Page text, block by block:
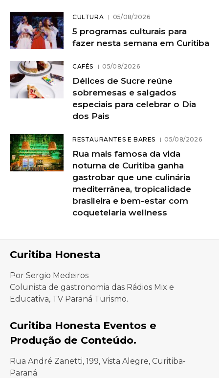
CULTURA 05/08/2026
5 programas culturais para
fazer nesta semana em Curitiba
CAFÉS 05/08/2026
Délices de Sucre reúne
sobremesas e salgados
especiais para celebrar o Dia
dos Pais
RESTAURANTES E BARES 05/08/2026
Rua mais famosa da vida
noturna de Curitiba ganha
gastrobar que une culinária
mediterrânea, tropicalidade
brasileira e bem-estar com
coquetelaria wellness
Curitiba Honesta
Por Sergio Medeiros
Colunista de gastronomia das Rádios Mix e
Educativa, TV Paraná Turismo.
Curitiba Honesta Eventos e
Produção de Conteúdo.
Rua André Zanetti, 199, Vista Alegre, Curitiba-
Paraná